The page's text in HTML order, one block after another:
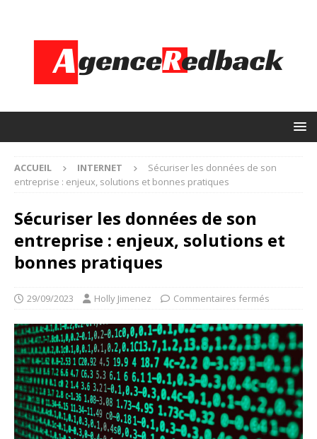
ACCUEIL INTERNET
Sécuriser les données de son
entreprise : enjeux, solutions et bonnes pratiques
Sécuriser les données de son
entreprise : enjeux, solutions et
bonnes pratiques
29/09/2023 Holly Jimenez Commentaires fermés